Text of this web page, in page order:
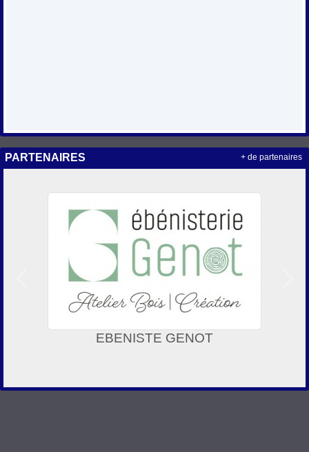
PARTENAIRES
EBENISTE GENOT
Précedent
+ de partenaires